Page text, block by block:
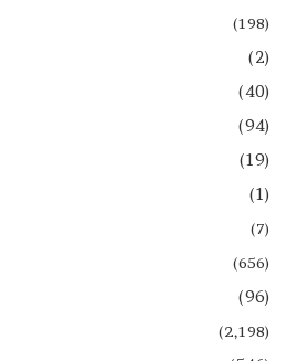
(198)
(2)
(40)
(94)
(19)
(1)
(7)
(656)
(96)
(2,198)